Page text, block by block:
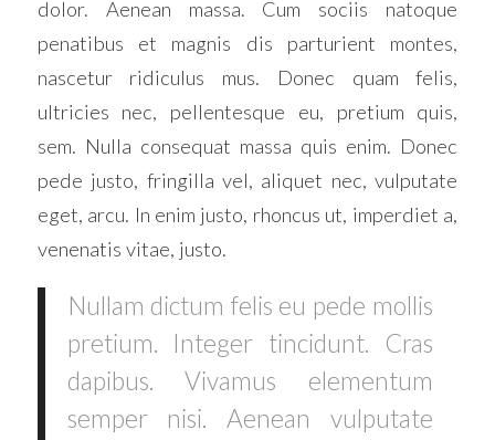
dolor. Aenean massa. Cum sociis natoque
penatibus et magnis dis parturient montes,
nascetur ridiculus mus. Donec quam felis,
ultricies nec, pellentesque eu, pretium quis,
sem. Nulla consequat massa quis enim. Donec
pede justo, fringilla vel, aliquet nec, vulputate
eget, arcu. In enim justo, rhoncus ut, imperdiet a,
venenatis vitae, justo.
Nullam dictum felis eu pede mollis
pretium. Integer tincidunt. Cras
dapibus. Vivamus elementum
semper nisi. Aenean vulputate